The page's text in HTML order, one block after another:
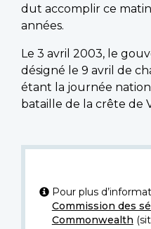
dut accomplir ce
années.
Le 3 avril 2003, le
désigné le 9 avril de
étant la journée
bataille de la crête de
Pour plus
Commission des
Commonwealth